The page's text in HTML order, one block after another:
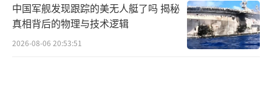
中国军舰发现跟踪的美无人艇了吗 揭秘
真相背后的物理与技术逻辑
2026-08-06 20:53:51